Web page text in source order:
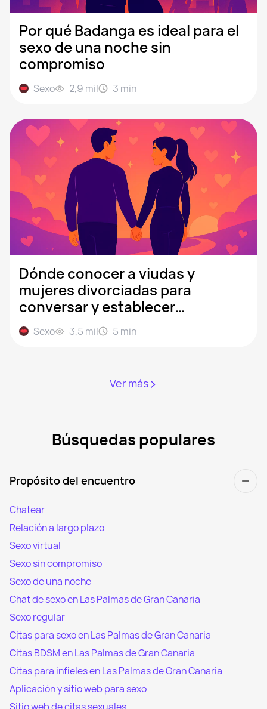
Por qué Badanga es ideal para el
sexo de una noche sin
compromiso
Sexo 2,9 mil 3 min
Dónde conocer a viudas y
mujeres divorciadas para
conversar y establecer
relaciones
Sexo 3,5 mil 5 min
Ver más
Búsquedas populares
Propósito del encuentro
Chatear
Relación a largo plazo
Sexo virtual
Sexo sin compromiso
Sexo de una noche
Chat de sexo en Las Palmas de Gran Canaria
Sexo regular
Citas para sexo en Las Palmas de Gran Canaria
Citas BDSM en Las Palmas de Gran Canaria
Citas para infieles en Las Palmas de Gran Canaria
Aplicación y sitio web para sexo